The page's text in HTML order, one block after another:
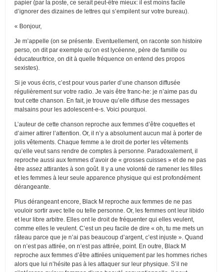
papier (par la poste, ce serait peut-être mieux: il est moins facile
d’ignorer des dizaines de lettres qui s’empilent sur votre bureau).
« Bonjour,
Je m’appelle (on se présente. Eventuellement, on raconte son histoire
perso, on dit par exemple qu’on est lycéenne, père de famille ou
éducateur/trice, on dit à quelle fréquence on entend des propos
sexistes).
Si je vous écris, c’est pour vous parler d’une chanson diffusée
régulièrement sur votre radio. Je vais être franc-he: je n’aime pas du
tout cette chanson. En fait, je trouve qu’elle diffuse des messages
malsains pour les adolescent-e-s. Voici pourquoi.
L’auteur de cette chanson reproche aux femmes d’être coquettes et
d’aimer attirer l’attention. Or, il n’y a absolument aucun mal à porter de
jolis vêtements. Chaque femme a le droit de porter les vêtements
qu’elle veut sans rendre de comptes à personne. Paradoxalement, il
reproche aussi aux femmes d’avoir de « grosses cuisses » et de ne pas
être assez attirantes à son goût. Il y a une volonté de ramener les filles
et les femmes à leur seule apparence physique qui est profondément
dérangeante.
Plus dérangeant encore, Black M reproche aux femmes de ne pas
vouloir sortir avec telle ou telle personne. Or, les femmes ont leur libido
et leur libre arbitre. Elles ont le droit de fréquenter qui elles veulent,
comme elles le veulent. C’est un peu facile de dire « oh, tu me mets un
râteau parce que je n’ai pas beaucoup d’argent, c’est injuste ». Quand
on n’est pas attirée, on n’est pas attirée, point. En outre, Black M
reproche aux femmes d’être attirées uniquement par les hommes riches
alors que lui n’hésite pas à les attaquer sur leur physique. S’il ne